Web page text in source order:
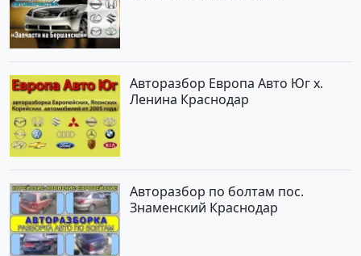
Авторазбор Европа Авто Юг х.
Ленина Краснодар
Авторазбор по болтам пос.
Знаменский Краснодар